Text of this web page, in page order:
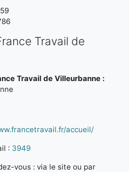
Travail de
Travail de Villeurbanne :
accueil/
: 3949
vous : via le site ou par